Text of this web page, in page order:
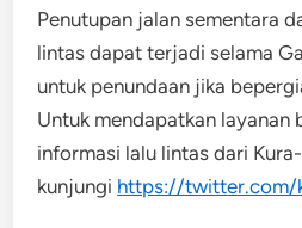
Penutupan jalan sementara
lintas dapat terjadi selama
untuk penundaan jika
Untuk mendapatkan layanan
informasi lalu lintas dari
kunjungi https://twitter.com/